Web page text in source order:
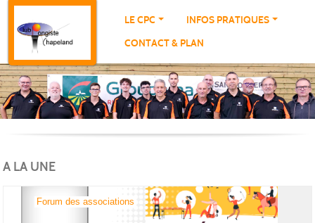
LE CPC
INFOS PRATIQUES
CONTACT & PLAN
A LA UNE
Forum des associations
Panneau de gestion des cookies